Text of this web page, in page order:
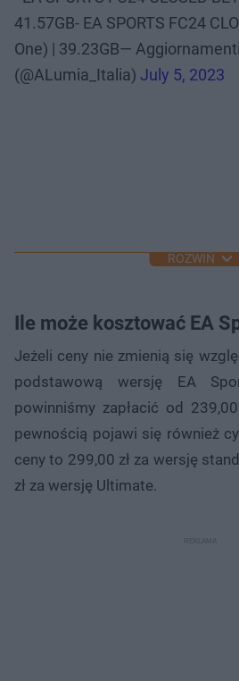
41.57GB- EA SPORTS FC24
One) | 39.23GB—
(@ALumia_Italia) July 5, 2023
ROZWIŃ
Ile może kosztować EA
Jeżeli ceny nie zmienią się
podstawową wersję EA
powinniśmy zapłacić od
pewnością pojawi się również
ceny to 299,00 zł za wersję
zł za wersję Ultimate.